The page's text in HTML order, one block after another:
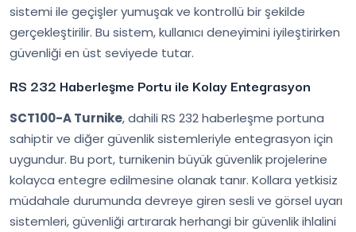
sistemi ile geçişler yumuşak ve kontrollü bir şekilde
gerçekleştirilir. Bu sistem, kullanıcı deneyimini iyileştirirken
güvenliği en üst seviyede tutar.
RS 232 Haberleşme Portu ile Kolay Entegrasyon
SCT100-A Turnike, dahili RS 232 haberleşme portuna
sahiptir ve diğer güvenlik sistemleriyle entegrasyon için
uygundur. Bu port, turnikenin büyük güvenlik projelerine
kolayca entegre edilmesine olanak tanır. Kollara yetkisiz
müdahale durumunda devreye giren sesli ve görsel uyarı
sistemleri, güvenliği artırarak herhangi bir güvenlik ihlalini